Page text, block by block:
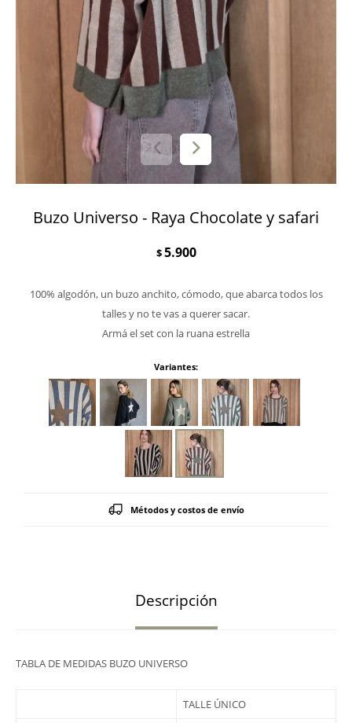
Buzo Universo - Raya Chocolate y safari
$5.900
100% algodón, un buzo anchito, cómodo, que abarca todos los
talles y no te vas a querer sacar.
Armá el set con la ruana estrella
Variantes:
Métodos y costos de envío
Descripción
TABLA DE MEDIDAS BUZO UNIVERSO
TALLE ÚNICO